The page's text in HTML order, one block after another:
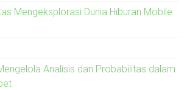
Mengeksplorasi Dunia Hiburan Mobile
Analisis dan Probabilitas dalam